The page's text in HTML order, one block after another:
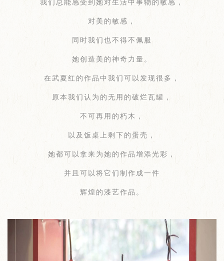
我们总能感受到她对生活中事物的敏感，
对美的敏感，
同时我们也不得不佩服
她创造美的神奇力量。
在武夏红的作品中我们可以发现很多，
原本我们认为的无用的破烂瓦罐，
不可再用的朽木，
以及饭桌上剩下的蛋壳，
她都可以拿来为她的作品增添光彩，
并且可以将它们制作成一件
辉煌的漆艺作品。